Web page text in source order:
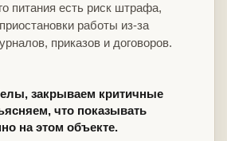
питания есть риск штрафа,
работы из-за
приказов и договоров.
закрываем критичные
что показывать
на этом объекте.